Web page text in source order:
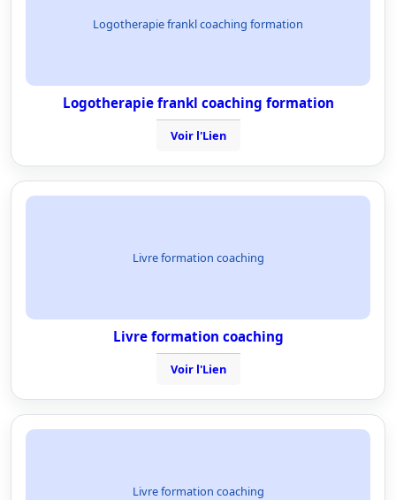
Logotherapie frankl coaching formation
Logotherapie frankl coaching formation
Voir l'Lien
Livre formation coaching
Livre formation coaching
Voir l'Lien
Livre formation coaching